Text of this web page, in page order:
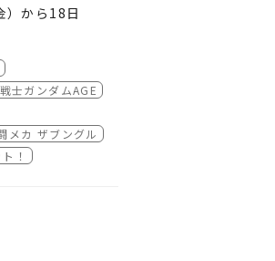
れました。
るのが一番難し
ちゃったんです
点の方がいい
た」
ました。神志
いただいてい
）から18日
士ガンダムAGE
メカ ザブングル
！